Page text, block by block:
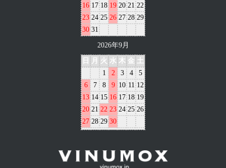
16 17 18 19 20 21 22
23 24 25 26 27 28 29
30 31
2026年9月
日 月 火 水 木 金 土
1
2 3 4
5
6
7 8 9 10 11 12
13 14 15 16 17 18 19
20 21 22 23 24 25 26
27 28 29 30